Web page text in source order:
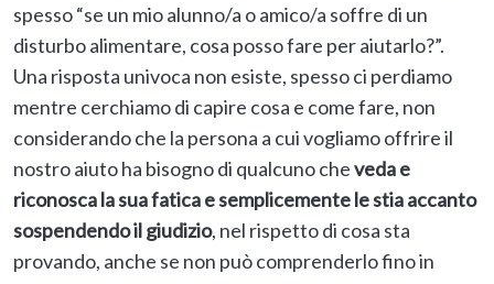
spesso “se un mio alunno/a o amico/a soffre di un
disturbo alimentare, cosa posso fare per aiutarlo?”.
Una risposta univoca non esiste, spesso ci perdiamo
mentre cerchiamo di capire cosa e come fare, non
considerando che la persona a cui vogliamo offrire il
nostro aiuto ha bisogno di qualcuno cheveda e
riconosca la sua fatica e semplicemente le stia accanto
sospendendo il giudizio, nel rispetto di cosa sta
provando, anche se non può comprenderlo fino in